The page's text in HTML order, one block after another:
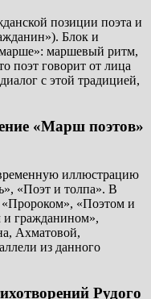
позиции поэта и
Блок и
марше»: маршевый ритм,
поэт говорит от лица
с этой традицией,
«Марш поэтов»
иллюстрацию
«Поэт и толпа». В
«Пророком», «Поэтом и
и гражданином»,
Ахматовой,
из данного
Рудого